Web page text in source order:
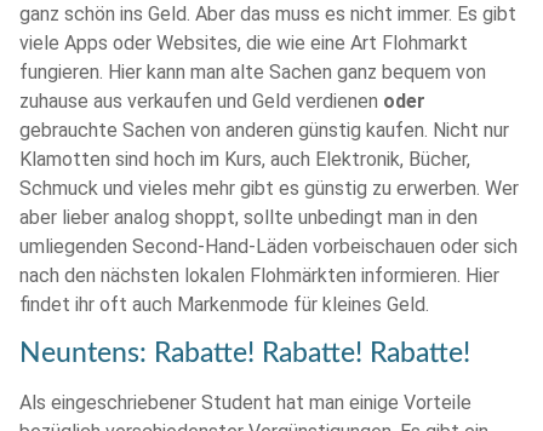
ganz schön ins Geld. Aber das muss es nicht immer. Es gibt
viele Apps oder Websites, die wie eine Art Flohmarkt
fungieren. Hier kann man alte Sachen ganz bequem von
zuhause aus verkaufen und Geld verdienen oder
gebrauchte Sachen von anderen günstig kaufen. Nicht nur
Klamotten sind hoch im Kurs, auch Elektronik, Bücher,
Schmuck und vieles mehr gibt es günstig zu erwerben. Wer
aber lieber analog shoppt, sollte unbedingt man in den
umliegenden Second-Hand-Läden vorbeischauen oder sich
nach den nächsten lokalen Flohmärkten informieren. Hier
findet ihr oft auch Markenmode für kleines Geld.
Neuntens: Rabatte! Rabatte! Rabatte!
Als eingeschriebener Student hat man einige Vorteile